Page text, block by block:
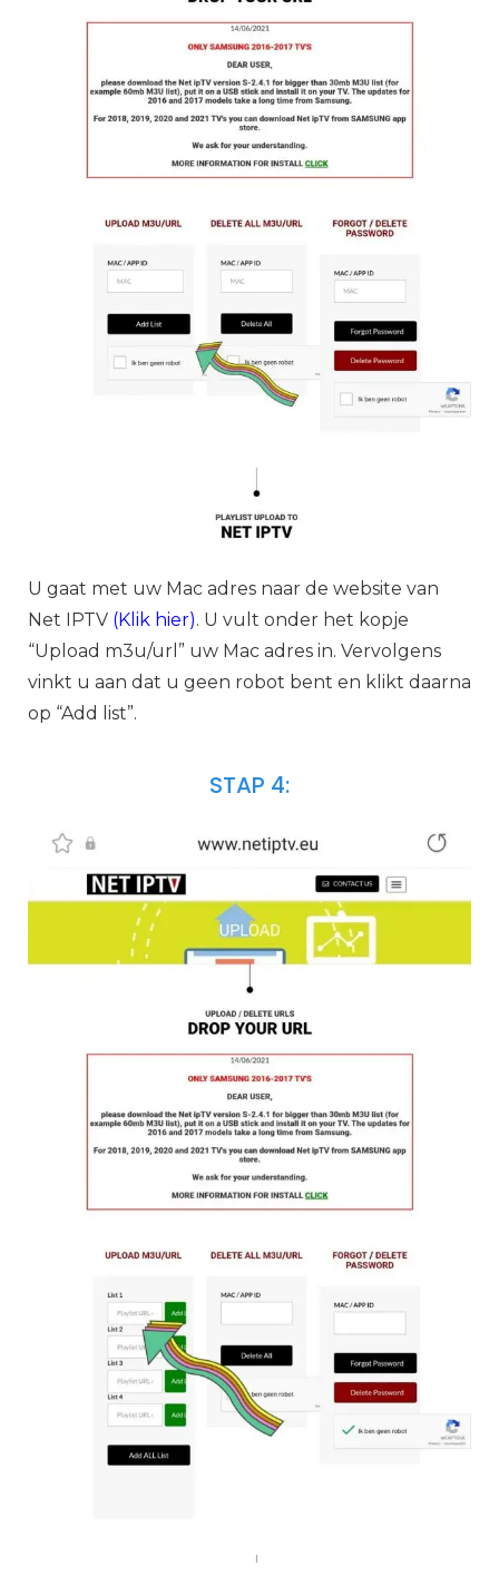
U gaat met uw Mac adres naar de website van
Net IPTV (Klik hier). U vult onder het kopje
“Upload m3u/url” uw Mac adres in. Vervolgens
vinkt u aan dat u geen robot bent en klikt daarna
op “Add list”.
STAP 4: